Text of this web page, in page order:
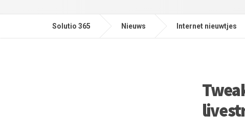
Solutio 365 Nieuws Internet nieuwtjes